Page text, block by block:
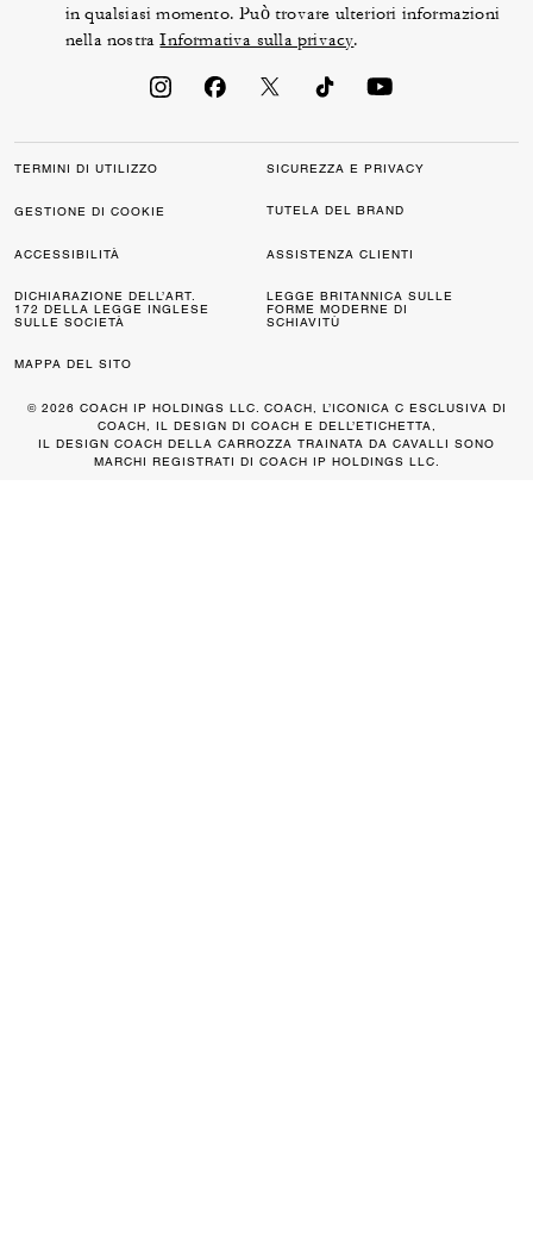
in qualsiasi momento. Può trovare ulteriori informazioni
nella nostraInformativa sulla privacy.
TERMINI DI UTILIZZO SICUREZZA E PRIVACY
GESTIONE DI COOKIE TUTELA DEL BRAND
ACCESSIBILITÀ ASSISTENZA CLIENTI
DICHIARAZIONE DELL’ART.
172 DELLA LEGGE INGLESE
SULLE SOCIETÀ
LEGGE BRITANNICA SULLE
FORME MODERNE DI
SCHIAVITÙ
MAPPA DEL SITO
© 2026 COACH IP HOLDINGS LLC. COACH, L’ICONICA C ESCLUSIVA DI
COACH, IL DESIGN DI COACH E DELL’ETICHETTA,
IL DESIGN COACH DELLA CARROZZA TRAINATA DA CAVALLI SONO
MARCHI REGISTRATI DI COACH IP HOLDINGS LLC.